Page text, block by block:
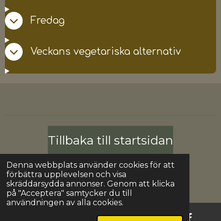
Denna webbplats använder cookies för att
förbättra upplevelsen och visa
skräddarsydda annonser. Genom att klicka
på "Acceptera" samtycker du till
användningen av alla cookies.
Fredag
Veckans vegetariska alternativ
Tillbaka till startsidan
Dela Dela med sig Dela Dela
© 2024 - 2026 OdenBistro
Drivs avWebador